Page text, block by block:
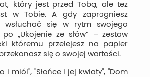
który jest przed Tobą, ale też
w Tobie. A gdy zapragniesz
wsłuchać się w rytm swojego
po „Ukojenie ze słów” – zestaw
któremu przelejesz na papier
się o swojej wartości.
i miól", "Słońce i jej kwiaty", "Dom